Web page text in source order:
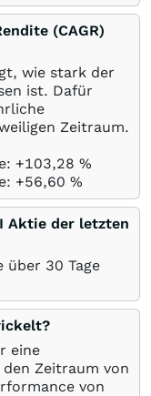
(CAGR)
wie stark der
ist. Dafür
Zeitraum.
+103,28 %
+56,60 %
Aktie der letzten
über 30 Tage
eine
den Zeitraum von
von